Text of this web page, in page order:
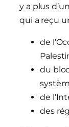
y a plus
qui a reçu
de
du
de
des